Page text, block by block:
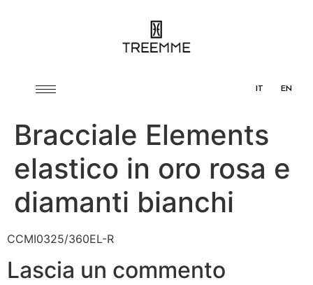
IT EN
Bracciale Elements
elastico in oro rosa e
diamanti bianchi
CCMI0325/360EL-R
Lascia un commento